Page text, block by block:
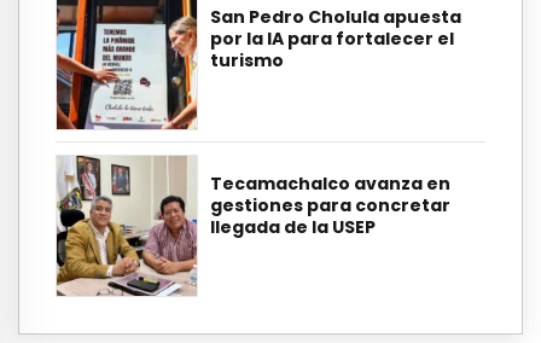
San Pedro Cholula apuesta
por la IA para fortalecer el
turismo
Tecamachalco avanza en
gestiones para concretar
llegada de la USEP